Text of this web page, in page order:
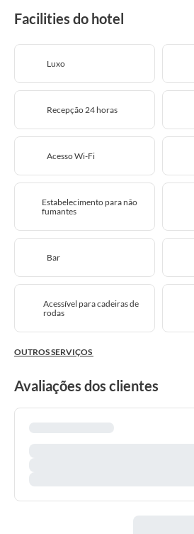
Facilities do hotel
Luxo
Recepção 24 horas
Acesso Wi-Fi
Estabelecimento para não
fumantes
Bar
Acessível para cadeiras de
rodas
OUTROS SERVIÇOS
Avaliações dos clientes